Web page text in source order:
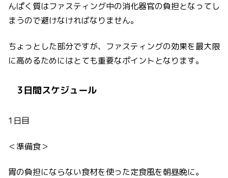
んぱく質はファスティング中の消化器官の負担となってし
まうので避けなければなりません。
ちょっとした部分ですが、ファスティングの効果を最大限
に高めるためにはとても重要なポイントとなります。
3日間スケジュール
1日目
＜準備食＞
胃の負担にならない食材を使った定食風を朝昼晩に。